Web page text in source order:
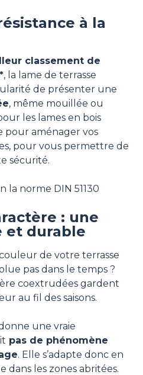
à la
classement de
, la lame de terrasse
de présenter une
, même mouillée ou
les lames en bois
pour aménager vos
pour vous permettre de
sécurité.
la norme DIN 51130
: une
et durable
de votre terrasse
pas dans le temps ?
coextrudées gardent
au fil des saisons.
une vraie
pas de phénomène
. Elle s’adapte donc en
dans les zones abritées.